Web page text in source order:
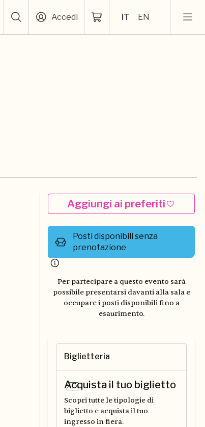
Accedi IT EN
Aggiungi ai preferiti
Posti disponibili senza
prenotazione
Per partecipare a questo evento sarà
possibile presentarsi davanti alla sala e
occupare i posti disponibili fino a
esaurimento.
Biglietteria
Acquista il tuo biglietto
Scopri tutte le tipologie di
biglietto e acquista il tuo
ingresso in fiera.